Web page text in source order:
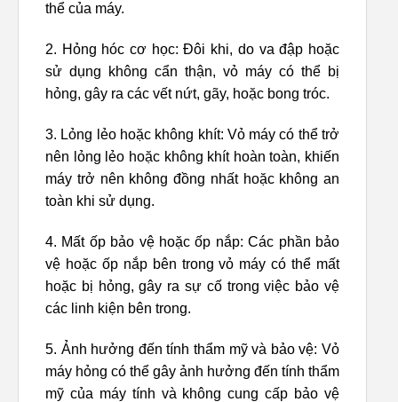
thể của máy.
2. Hỏng hóc cơ học: Đôi khi, do va đập hoặc
sử dụng không cẩn thận, vỏ máy có thể bị
hỏng, gây ra các vết nứt, gãy, hoặc bong tróc.
3. Lỏng lẻo hoặc không khít: Vỏ máy có thể trở
nên lỏng lẻo hoặc không khít hoàn toàn, khiến
máy trở nên không đồng nhất hoặc không an
toàn khi sử dụng.
4. Mất ốp bảo vệ hoặc ốp nắp: Các phần bảo
vệ hoặc ốp nắp bên trong vỏ máy có thể mất
hoặc bị hỏng, gây ra sự cố trong việc bảo vệ
các linh kiện bên trong.
5. Ảnh hưởng đến tính thẩm mỹ và bảo vệ: Vỏ
máy hỏng có thể gây ảnh hưởng đến tính thẩm
mỹ của máy tính và không cung cấp bảo vệ